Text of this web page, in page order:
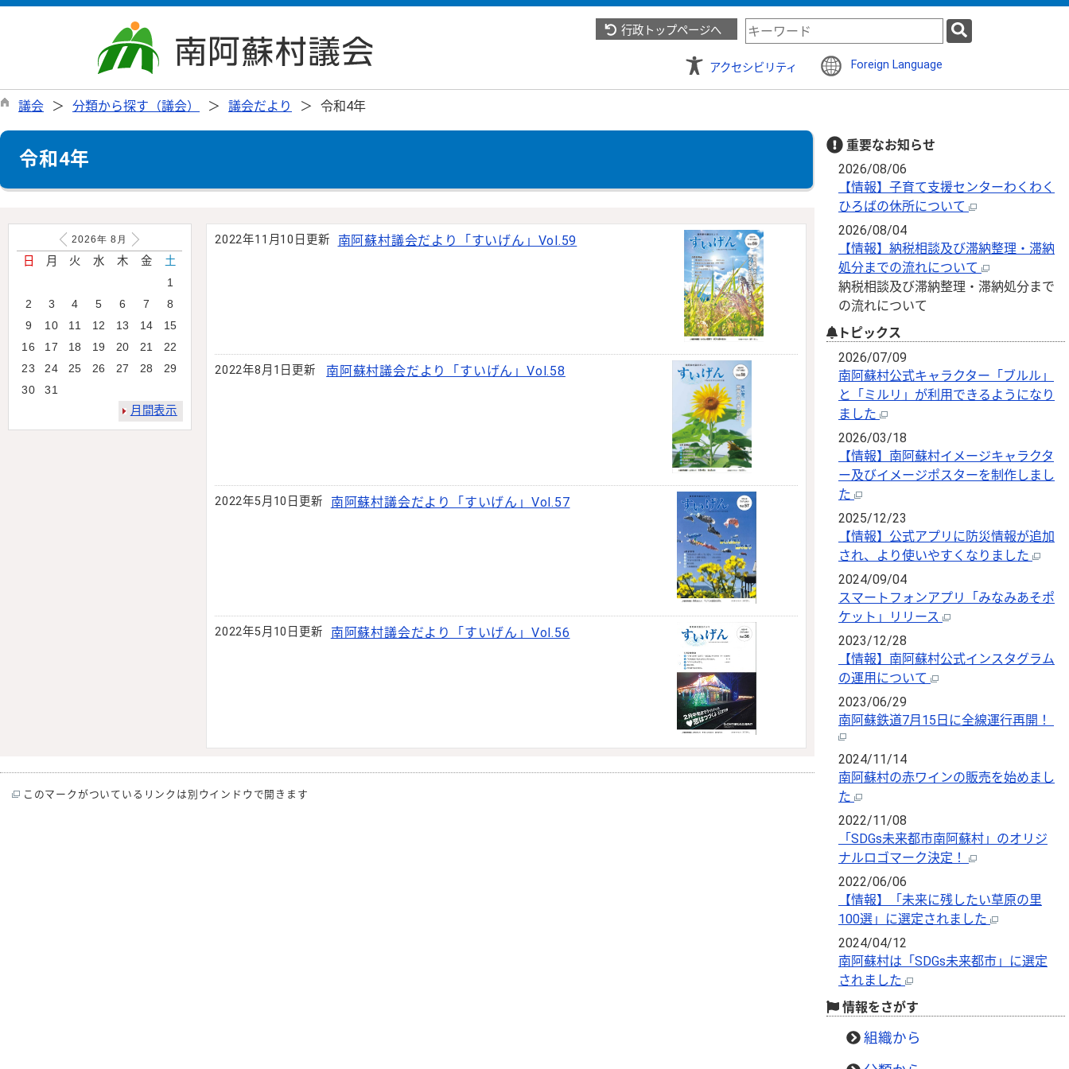
行政トップページへ
検
索
キ
ド
アクセシビリティ Foreign Language
議会 分類から探す（議会） 議会だより 令和4年
令和4年
2022年11月10日更新 南阿蘇村議会だより「すいげん」Vol.59
2022年8月1日更新 南阿蘇村議会だより「すいげん」Vol.58
2022年5月10日更新 南阿蘇村議会だより「すいげん」Vol.57
2022年5月10日更新 南阿蘇村議会だより「すいげん」Vol.56
2026年 8 月
日 月 火 水 木 金 土
1
2
3 4 5 6 7
8
9
10 11 12 13 14
15
16
17 18 19 20 21
22
23
24 25 26 27 28
29
30
31
月間表示
このマークがついているリンクは別ウインドウで開きます
重要なお知らせ
2026/08/06
【情報】子育て支援センターわくわく
ひろばの休所について
2026/08/04
【情報】納税相談及び滞納整理・滞納
処分までの流れについて
納税相談及び滞納整理・滞納処分まで
の流れについて
トピックス
2026/07/09
南阿蘇村公式キャラクター「ブルル」
と「ミルリ」が利用できるようになり
ました
2026/03/18
【情報】南阿蘇村イメージキャラクタ
ー及びイメージポスターを制作しまし
た
2025/12/23
【情報】公式アプリに防災情報が追加
され、より使いやすくなりました
2024/09/04
スマートフォンアプリ「みなみあそポ
ケット」リリース
2023/12/28
【情報】南阿蘇村公式インスタグラム
の運用について
2023/06/29
南阿蘇鉄道7月15日に全線運行再開！
2024/11/14
南阿蘇村の赤ワインの販売を始めまし
た
2022/11/08
「SDGs未来都市南阿蘇村」のオリジ
ナルロゴマーク決定！
2022/06/06
【情報】「未来に残したい草原の里
100選」に選定されました
2024/04/12
南阿蘇村は「SDGs未来都市」に選定
されました
情報をさがす
組織から